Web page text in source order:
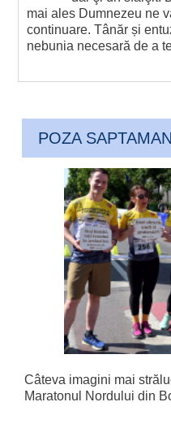
mai ales Dumnezeu ne
continuare. Tânăr și
nebunia necesară de a
POZA
Câteva imagini mai
Maratonul Nordului din